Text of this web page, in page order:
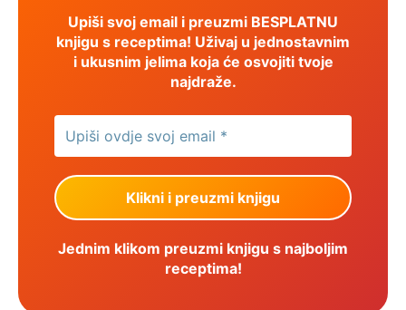
Upiši svoj email i preuzmi BESPLATNU
knjigu s receptima! Uživaj u jednostavnim
i ukusnim jelima koja će osvojiti tvoje
najdraže.
Jednim klikom preuzmi knjigu s najboljim
receptima!